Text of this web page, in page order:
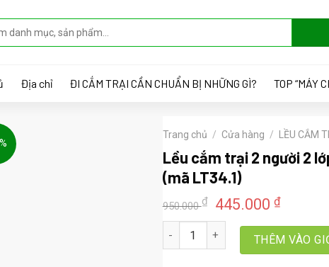
Địa chỉ ĐI CẮM TRẠI CẦN CHUẨN BỊ NHỮNG GÌ? TOP “MÁY
Trang chủ / Cửa hàng / LỀU CẮM
Lều cắm trại 2 người 2
(mã LT34.1)
950.000₫
Giá
gốc
là:
950.000 ₫.
445.000₫Giá
tại
là:
Lều cắm trại 2 người 2 lớp, lều du
THÊM VÀO